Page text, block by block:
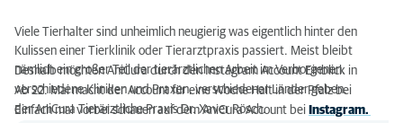
Viele Tierhalter sind unheimlich neugierig was eigentlich hinter den
Kulissen einer Tierklinik oder Tierarztpraxis passiert. Meist bleibt
nämlich ein großer Teil der tierärztlichen Arbeit im Verborgenen.
Deshalb möchten AniCura durch den Instagram Account Einblick in
verschiedene Kliniken und Praxen, verschiedener Länder geben.
Ab 22. Mai macht der Account für eine Woche Halt in der Pfalz bei
der AniCura Tierärztliche Praxis Dr. Xaver Rösch.
Einfach mal vorbei schauen auf dem AniCura Account bei Instagram.